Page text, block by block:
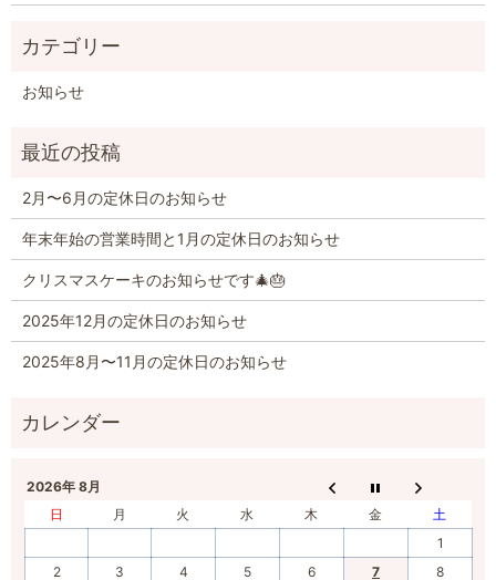
お知らせ
2月〜6月の定休日のお知らせ
年末年始の営業時間と1月の定休日のお知らせ
クリスマスケーキのお知らせです🎄🎂
2025年12月の定休日のお知らせ
2025年8月〜11月の定休日のお知らせ
2026年 8月
日
月 火 水 木 金
土
1
2
3 4 5 6 7 8